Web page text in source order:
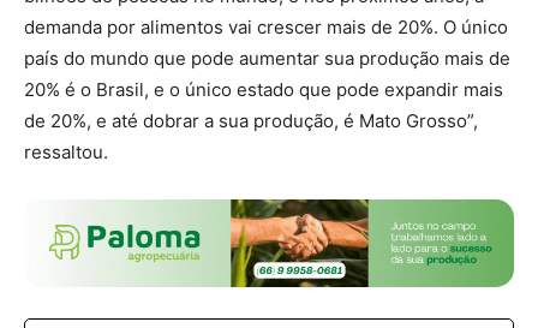
demanda por alimentos vai crescer mais de 20%. O único
país do mundo que pode aumentar sua produção mais de
20% é o Brasil, e o único estado que pode expandir mais
de 20%, e até dobrar a sua produção, é Mato Grosso”,
ressaltou.